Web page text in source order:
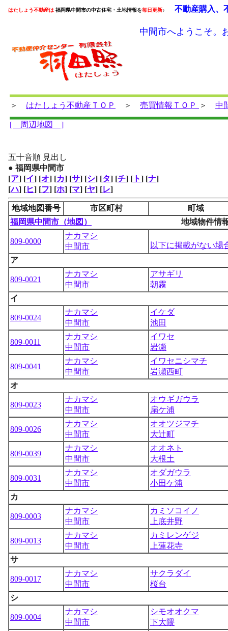
はたしょう不動産は 福岡県中間市の中古住宅・土地情報を毎日更新♪ 不動産購入、
中間市へようこそ。
＞ はたしょう不動産ＴＯＰ ＞ 売買情報ＴＯＰ ＞ 中
[ 周辺地図 ]
五十音順 見出し
● 福岡県中間市
[ア] [イ] [オ] [カ] [サ] [シ] [タ] [チ] [ ト] [ナ]
[ハ] [ヒ] [フ] [ホ] [マ] [ヤ] [レ]
地域地図番号 市区町村
町域
福岡県中間市（地図） 地域物件情
809-0000
ナカマシ
中間市
以下に掲載がない場
ア
809-0021
ナカマシ
中間市
アサギリ
朝霧
イ
809-0024
ナカマシ
中間市
イケダ
池田
809-0011
ナカマシ
中間市
イワセ
岩瀬
809-0041
ナカマシ
中間市
イワセニシマチ
岩瀬西町
オ
809-0023
ナカマシ
中間市
オウギガウラ
扇ケ浦
809-0026
ナカマシ
中間市
オオツジマチ
大辻町
809-0039
ナカマシ
中間市
オオネト
大根土
809-0031
ナカマシ
中間市
オダガウラ
小田ケ浦
カ
809-0003
ナカマシ
中間市
カミソコイノ
上底井野
809-0013
ナカマシ
中間市
カミレンゲジ
上蓮花寺
サ
809-0017
ナカマシ
中間市
サクラダイ
桜台
シ
809-0004
ナカマシ
中間市
シモオオクマ
下大隈